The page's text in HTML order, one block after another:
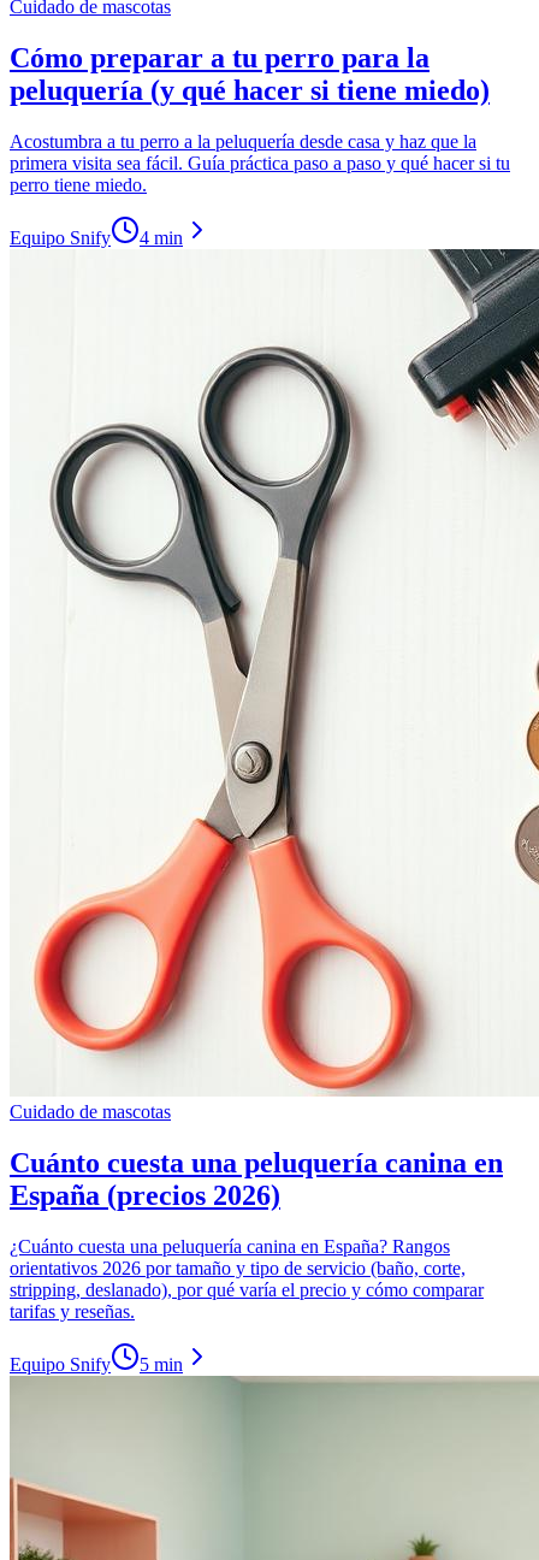
Cuidado de mascotas
Cómo preparar a tu perro para la
peluquería (y qué hacer si tiene miedo)
Acostumbra a tu perro a la peluquería desde casa y haz que la
primera visita sea fácil. Guía práctica paso a paso y qué hacer si tu
perro tiene miedo.
Equipo Snify 4 min
Cuidado de mascotas
Cuánto cuesta una peluquería canina en
España (precios 2026)
¿Cuánto cuesta una peluquería canina en España? Rangos
orientativos 2026 por tamaño y tipo de servicio (baño, corte,
stripping, deslanado), por qué varía el precio y cómo comparar
tarifas y reseñas.
Equipo Snify 5 min